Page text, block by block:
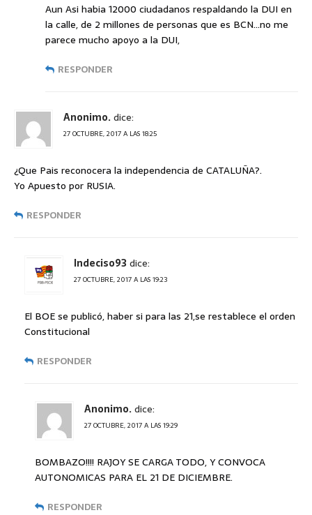
Aun Asi habia 12000 ciudadanos respaldando la DUI en
la calle, de 2 millones de personas que es BCN…no me
parece mucho apoyo a la DUI,
RESPONDER
Anonimo.dice:
27 OCTUBRE, 2017 A LAS 18:25
¿Que Pais reconocera la independencia de CATALUÑA?.
Yo Apuesto por RUSIA.
RESPONDER
Indeciso93 dice:
27 OCTUBRE, 2017 A LAS 19:23
El BOE se publicó, haber si para las 21,se restablece el orden
Constitucional
RESPONDER
Anonimo.dice:
27 OCTUBRE, 2017 A LAS 19:29
BOMBAZO!!!! RAJOY SE CARGA TODO, Y CONVOCA
AUTONOMICAS PARA EL 21 DE DICIEMBRE.
RESPONDER